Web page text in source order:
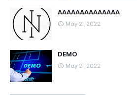
AAAAAAAAAAAAAA
May 21, 2022
DEMO
May 21, 2022